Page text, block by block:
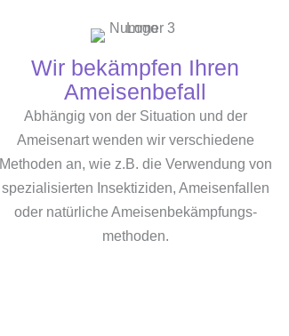
Wir bekämpfen Ihren
Ameisenbefall
Abhängig von der Situation und der
Ameisenart wenden wir verschiedene
Methoden an, wie z.B. die Verwendung von
spezialisierten Insektiziden, Ameisenfallen
oder natürliche Ameisenbekämpfungs-
methoden.